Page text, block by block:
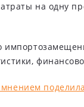
на одну